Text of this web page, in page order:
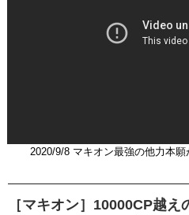
2020/9/8 マキオン最強の他力本
［マキオン］10000CP越